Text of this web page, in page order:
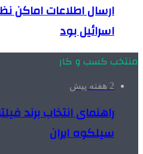
ارسال اطلاعات
اسرائیل بود
منتخب کسب و کار
2 هفته پیش
راهنمای انتخاب برند
سیلکوه ایران